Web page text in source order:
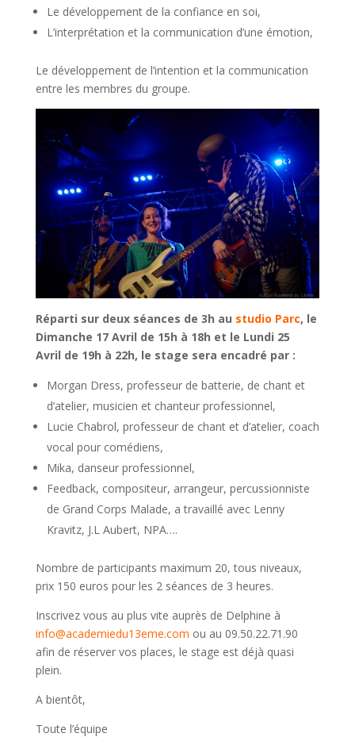
Le développement de la confiance en soi,
L’interprétation et la communication d’une émotion,
Le développement de l’intention et la communication
entre les membres du groupe.
Réparti sur deux séances de 3h au studio Parc, le
Dimanche 17 Avril de 15h à 18h et le Lundi 25
Avril de 19h à 22h, le stage sera encadré par :
Morgan Dress, professeur de batterie, de chant et
d’atelier, musicien et chanteur professionnel,
Lucie Chabrol, professeur de chant et d’atelier, coach
vocal pour comédiens,
Mika, danseur professionnel,
Feedback, compositeur, arrangeur, percussionniste
de Grand Corps Malade, a travaillé avec Lenny
Kravitz, J.L Aubert, NPA….
Nombre de participants maximum 20, tous niveaux,
prix 150 euros pour les 2 séances de 3 heures.
Inscrivez vous au plus vite auprès de Delphine à
info@academiedu13eme.com ou au 09.50.22.71.90
afin de réserver vos places, le stage est déjà quasi
plein.
A bientôt,
Toute l’équipe